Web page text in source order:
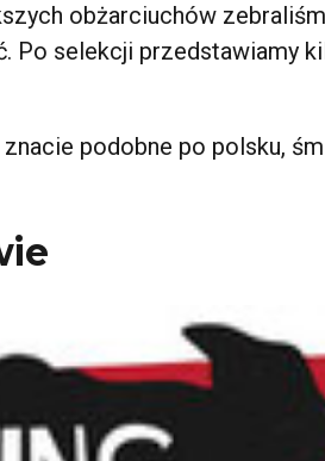
obżarciuchów
Po selekcji przedstawiamy
podobne po polsku,